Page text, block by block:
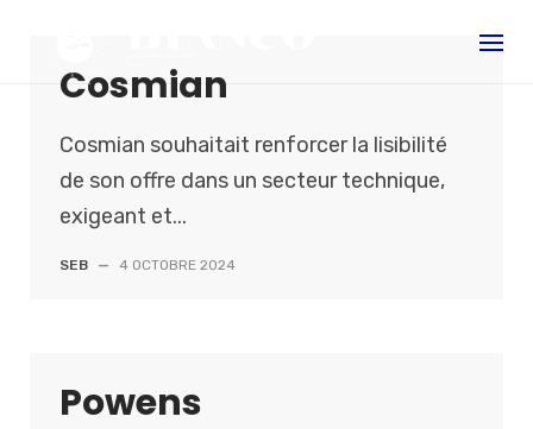
Cosmian
Cosmian souhaitait renforcer la lisibilité
de son offre dans un secteur technique,
exigeant et...
SEB — 4 OCTOBRE 2024
Powens